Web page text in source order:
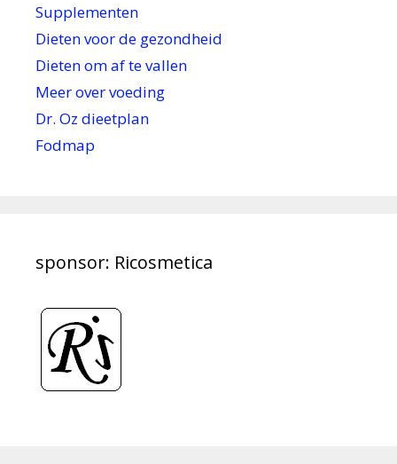
Supplementen
Dieten voor de gezondheid
Dieten om af te vallen
Meer over voeding
Dr. Oz dieetplan
Fodmap
sponsor: Ricosmetica